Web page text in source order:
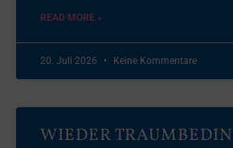
READ MORE »
20. Juli 2026 Keine Kommentare
WIEDER